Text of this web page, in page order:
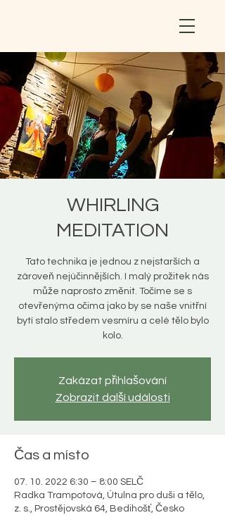
WHIRLING
MEDITATION
Tato technika je jednou z nejstarších a
zároveň nejúčinnějších. I malý prožitek nás
může naprosto změnit. Točíme se s
otevřenýma očima jako by se naše vnitřní
bytí stalo středem vesmíru a celé tělo bylo
kolo.
Zakázat přihlašování
Zobrazit další události
Čas a místo
07. 10. 2022 6:30 – 8:00 SELČ
Radka Trampotová, Útulna pro duši a tělo,
z. s., Prostějovská 64, Bedihošť, Česko